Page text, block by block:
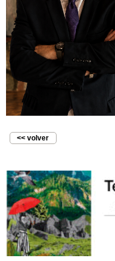
<< volver